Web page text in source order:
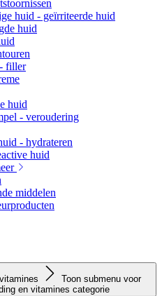
huid - geïrriteerde huid
huid
filler
huid
- veroudering
- hydrateren
huid
middelen
Toon submenu voor
en vitamines categorie